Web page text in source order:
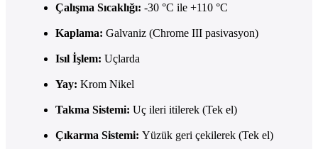
Çalışma Sıcaklığı: -30 °C ile +110 °C
Kaplama: Galvaniz (Chrome III pasivasyon)
Isıl İşlem: Uçlarda
Yay: Krom Nikel
Takma Sistemi: Uç ileri itilerek (Tek el)
Çıkarma Sistemi: Yüzük geri çekilerek (Tek el)